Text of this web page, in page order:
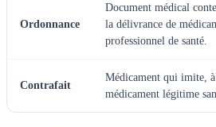
Ordonnance
Document médical
la délivrance de
professionnel de santé.
Contrafait
Médicament qui imite,
médicament légitime